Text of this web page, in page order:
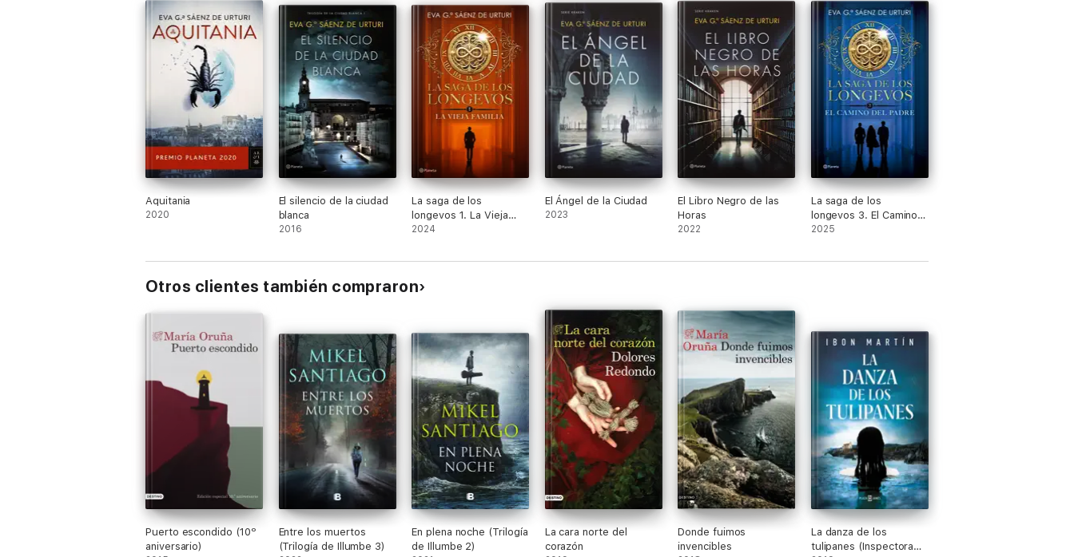
Aquitania
2020
El silencio de la ciudad
blanca
2016
La saga de los
longevos 1. La Vieja
Familia
2024
El Ángel de la Ciudad
2023
El Libro Negro de las
Horas
2022
La saga de los
longevos 3. El Camino
del Padre
2025
Otros clientes también compraron
Puerto escondido (10º
aniversario)
Entre los muertos
(Trilogía de Illumbe 3)
En plena noche (Trilogía
de Illumbe 2)
La cara norte del
corazón
Donde fuimos
invencibles
La danza de los
tulipanes (Inspectora